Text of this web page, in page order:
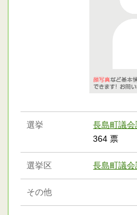
選挙 長島町議
364 票
選挙区 長島町議
その他